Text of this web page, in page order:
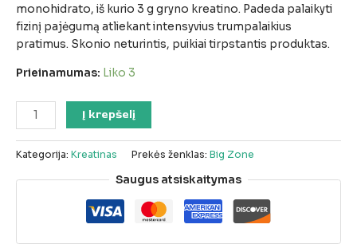
monohidrato, iš kurio 3 g gryno kreatino. Padeda palaikyti
fizinį pajėgumą atliekantintensyvius trumpalaikius
pratimus. Skonio neturintis, puikiaitirpstantis produktas.
Prieinamumas: Liko 3
Į krepšelį
Kategorija: Kreatinas Prekės ženklas: Big Zone
Saugus atsiskaitymas